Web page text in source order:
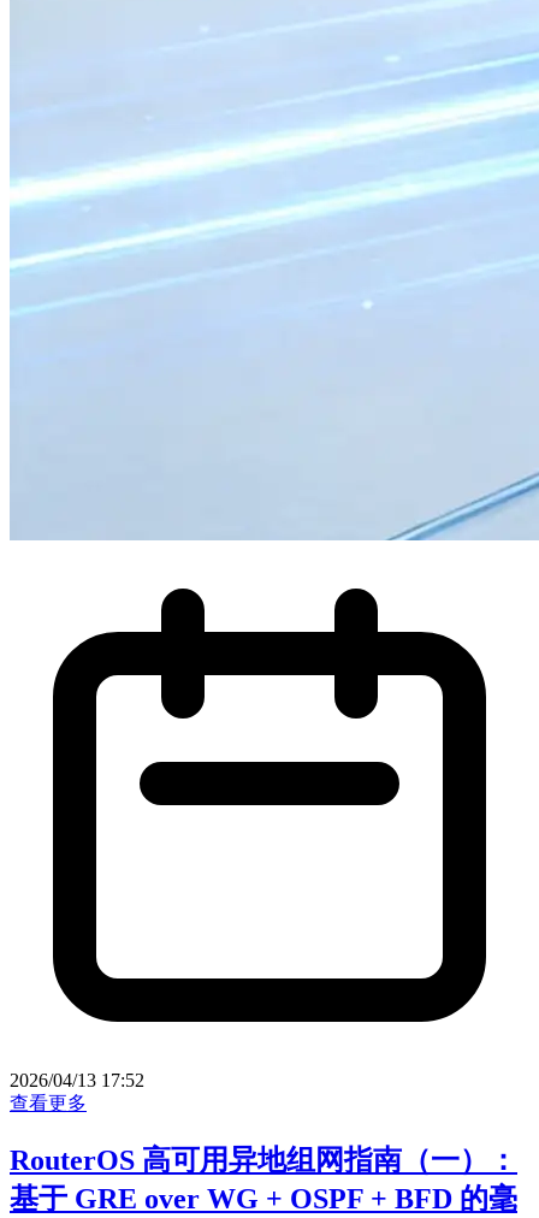
2026/04/13 17:52
查看更多
RouterOS 高可用异地组网指南（一）：
基于 GRE over WG + OSPF + BFD 的毫